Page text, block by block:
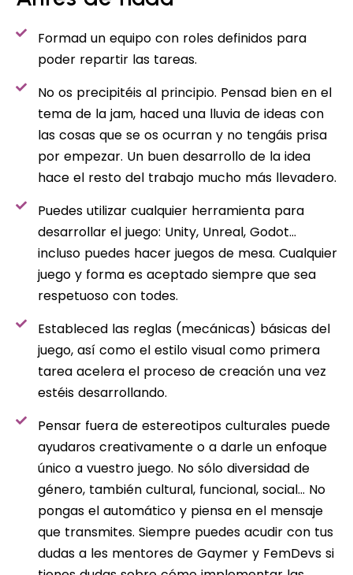
Formad un equipo con roles definidos para
poder repartir las tareas.
No os precipitéis al principio. Pensad bien en el
tema de la jam, haced una lluvia de ideas con
las cosas que se os ocurran y no tengáis prisa
por empezar. Un buen desarrollo de la idea
hace el resto del trabajo mucho más llevadero.
Puedes utilizar cualquier herramienta para
desarrollar el juego: Unity, Unreal, Godot…
incluso puedes hacer juegos de mesa. Cualquier
juego y forma es aceptado siempre que sea
respetuoso con todes.
Estableced las reglas (mecánicas) básicas del
juego, así como el estilo visual como primera
tarea acelera el proceso de creación una vez
estéis desarrollando.
Pensar fuera de estereotipos culturales puede
ayudaros creativamente o a darle un enfoque
único a vuestro juego. No sólo diversidad de
género, también cultural, funcional, social… No
pongas el automático y piensa en el mensaje
que transmites. Siempre puedes acudir con tus
dudas a les mentores de Gaymer y FemDevs si